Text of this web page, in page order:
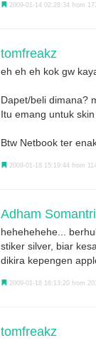
2009-01-14 02:28:34 from
tomfreakz
eh eh eh kok gw
Dapet/beli dimana?
Itu emang untuk
Btw Netbook ter
2009-01-18 15:19:44 from
Adham
hehehehehe...
stiker silver, biar
dikira kepengen
2009-01-18 16:13:20 from
tomfreakz